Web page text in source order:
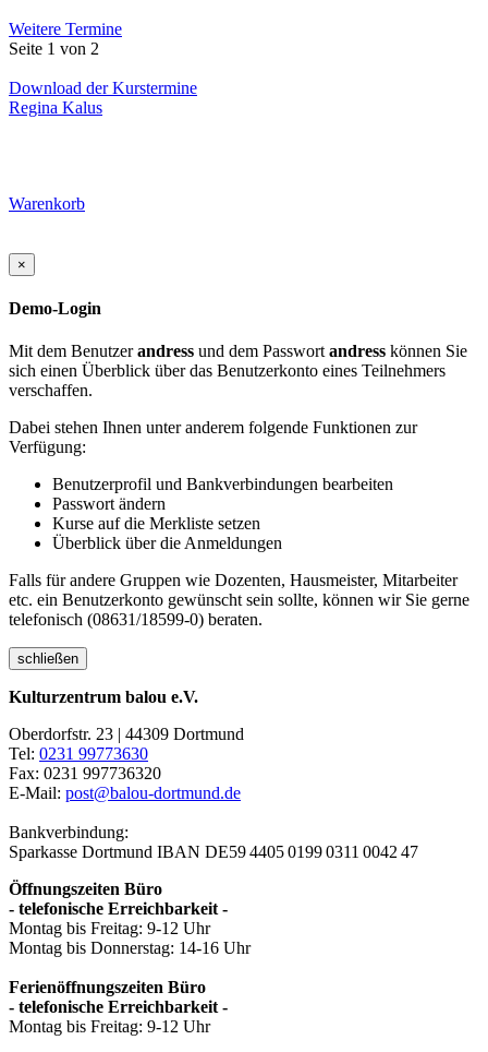
Weitere Termine
Seite 1 von 2
Download der Kurstermine
Regina Kalus
Warenkorb
×
Demo-Login
Mit dem Benutzerandress und dem Passwort andress können Sie
sich einen Überblick über das Benutzerkonto eines Teilnehmers
verschaffen.
Dabei stehen Ihnen unter anderem folgende Funktionen zur
Verfügung:
Benutzerprofil und Bankverbindungen bearbeiten
Passwort ändern
Kurse auf die Merkliste setzen
Überblick über die Anmeldungen
Falls für andere Gruppen wie Dozenten, Hausmeister, Mitarbeiter
etc. ein Benutzerkonto gewünscht sein sollte, können wir Sie gerne
telefonisch (08631/18599-0) beraten.
schließen
Kulturzentrum balou e.V.
Oberdorfstr. 23 | 44309 Dortmund
Tel: 0231 99773630
Fax: 0231 997736320
E-Mail: post@balou-dortmund.de
Bankverbindung:
Sparkasse Dortmund IBAN DE59 4405 0199 0311 0042 47
Öffnungszeiten Büro
- telefonische Erreichbarkeit -
Montag bis Freitag: 9-12 Uhr
Montag bis Donnerstag: 14-16 Uhr
Ferienöffnungszeiten Büro
- telefonische Erreichbarkeit -
Montag bis Freitag: 9-12 Uhr